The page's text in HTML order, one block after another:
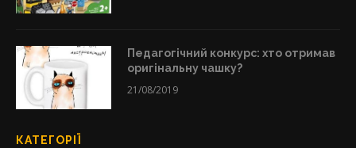
Педагогічний конкурс: хто отримав
оригінальну чашку?
21/08/2019
КАТЕГОРІЇ